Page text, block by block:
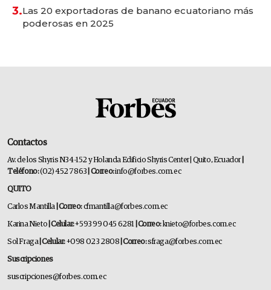
3.Las 20 exportadoras de banano ecuatoriano más
poderosas en 2025
Contactos
Av. de los Shyris N34-152 y Holanda Edificio Shyris Center | Quito, Ecuador
Teléfono:(02) 452 7863 | Correo:info@forbes.com.ec
QUITO
Carlos Mantilla | Correo:cfmantilla@forbes.com.ec
Karina Nieto | Celular:+593 99 045 6281 | Correo:knieto@forbes.com.ec
Sol Fraga| Celular:+098 023 2808 | Correo:sfraga@forbes.com.ec
Suscripciones
suscripciones@forbes.com.ec